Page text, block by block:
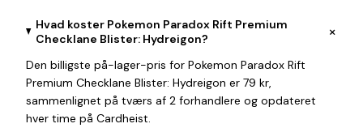
Hvad koster Pokemon Paradox Rift Premium
Checklane Blister: Hydreigon?
+
Den billigste på-lager-pris for Pokemon Paradox Rift
Premium Checklane Blister: Hydreigon er 79 kr,
sammenlignet på tværs af 2 forhandlere og opdateret
hver time på Cardheist.